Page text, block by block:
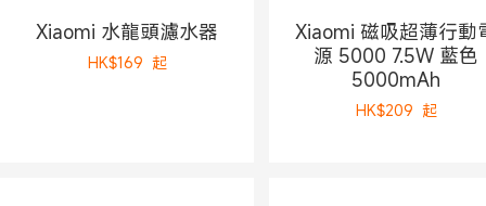
Xiaomi 水龍頭濾水器
HK$169 起
Xiaomi 磁吸超薄行動
源 5000 7.5W 藍色
5000mAh
HK$209 起